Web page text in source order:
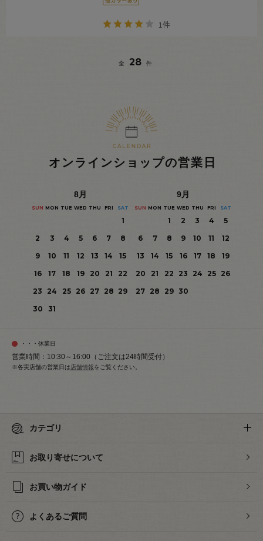
1件
全 28 件
オンラインショップの営業日
8月
SUN MON TUE WED THU FRI SAT
1
2
3 4 5 6 7
8
9
10 11 12 13 14
15
16
17 18 19 20 21
22
23
24 25 26 27 28 29
30
31
9月
SUN MON TUE WED THU FRI SAT
1 2 3 4
5
6
7 8 9 10 11
12
13
14 15 16 17 18
19
20
21 22 23 24 25
26
27 28 29 30
・・・休業日
営業時間：10:30～16:00（ご注文は24時間受付）
※各実店舗の営業日は 店舗情報をご覧ください。
カテゴリ
お取り寄せについて
お買い物ガイド
よくあるご質問